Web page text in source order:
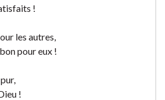
!
les autres,
pour eux !
!